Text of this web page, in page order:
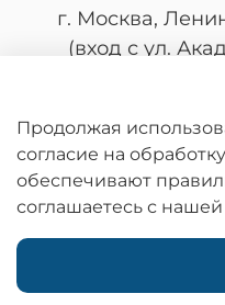
г. Москва,
(вход с ул.
© 2026 Любое
письменного
Информация на сайте носит
Гражданского
Политика
Продолжая
согласие на
обеспечивают
соглашаетесь с нашей